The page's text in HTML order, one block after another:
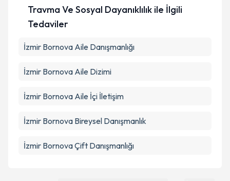
Travma Ve Sosyal Dayanıklılık ile İlgili
Tedaviler
İzmir Bornova Aile Danışmanlığı
İzmir Bornova Aile Dizimi
İzmir Bornova Aile İçi İletişim
İzmir Bornova Bireysel Danışmanlık
İzmir Bornova Çift Danışmanlığı